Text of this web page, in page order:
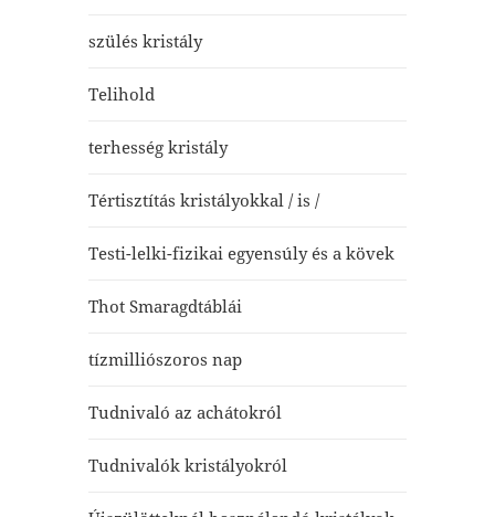
szülés kristály
Telihold
terhesség kristály
Tértisztítás kristályokkal / is /
Testi-lelki-fizikai egyensúly és a kövek
Thot Smaragdtáblái
tízmilliószoros nap
Tudnivaló az achátokról
Tudnivalók kristályokról